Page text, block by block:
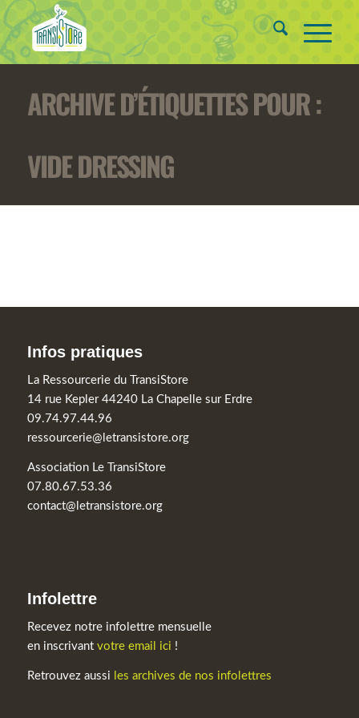
ARCHIVE D’ÉTIQUETTES POUR :
VIDE DRESSING
Infos pratiques
La Ressourcerie du TransiStore
14 rue Kepler 44240 La Chapelle sur Erdre
09.74.97.44.96
ressourcerie@letransistore.org
Association Le TransiStore
07.80.67.53.36
contact@letransistore.org
Infolettre
Recevez notre infolettre mensuelle
en inscrivant votre email ici !
Retrouvez aussi les archives de nos infolettres